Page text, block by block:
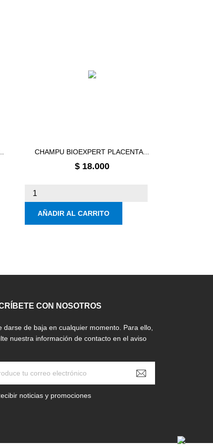
CHAMPU BIOEXPERT PLACENTA...
Precio
$ 18.000
AÑADIR AL CARRITO
CON NOSOTROS
darse de baja en cualquier momento. Para ello,
nuestra información de contacto en el aviso
noticias y promociones